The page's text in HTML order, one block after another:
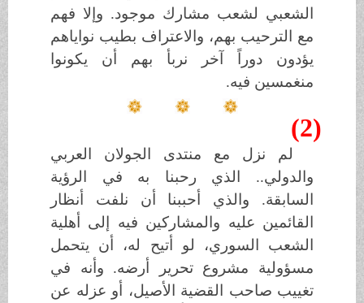
الشعبي لشعب مشارك موجود. وإلا فهم
مع الترحيب بهم، والاعتراف بطيب نواياهم
يؤدون دوراً آخر نربأ بهم أن يكونوا
منغمسين فيه.
لم نزل مع منتدى الجولان العربي
والدولي.. الذي رحبنا به في الرؤية
السابقة. والذي أحببنا أن نلفت أنظار
القائمين عليه والمشاركين فيه إلى أهلية
الشعب السوري، لو أتيح له، أن يتحمل
مسؤولية مشروع تحرير أرضه. وأنه في
تغييب صاحب القضية الأصيل، أو عزله عن